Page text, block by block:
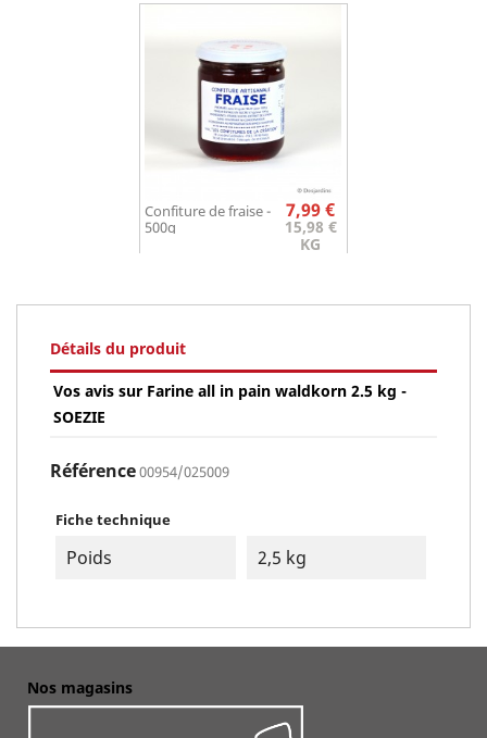
Confiture de fraise -
500g
Prix
7,99 €
15,98 €
KG
Détails du produit
Vos avis sur Farine all in pain waldkorn 2.5 kg -
SOEZIE
Référence00954/025009
Fiche technique
Poids 2,5 kg
Nos magasins